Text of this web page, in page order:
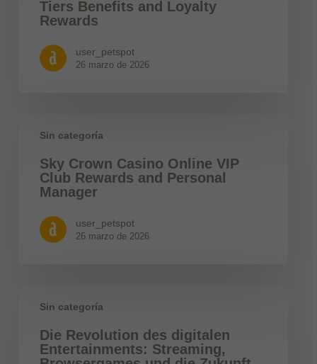
Tiers Benefits and Loyalty
Rewards
user_petspot
26 marzo de 2026
Sin categoría
Sky Crown Casino Online VIP
Club Rewards and Personal
Manager
user_petspot
26 marzo de 2026
Sin categoría
Die Revolution des digitalen
Entertainments: Streaming,